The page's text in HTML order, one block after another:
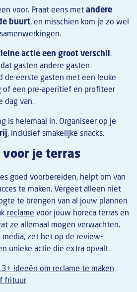
voor. Praat eens metandere
buurt, en misschien kom je zo wel
actie een groot verschil.
gasten andere gasten
de eerste gasten met een leuke
een pre-aperitief en profiteer
dag van.
is helemaal in. Organiseer op je
, inclusief smakelijke snacks.
voor je terras
goed voorbereiden, helpt om van
te maken. Vergeet alleen niet
te brengen van al jouw plannen
reclame voor jouw horeca terras en
ze allemaal mogen verwachten.
media, zet het op de review-
unieke actie die extra opvalt.
ideeën om reclame te maken
frituur